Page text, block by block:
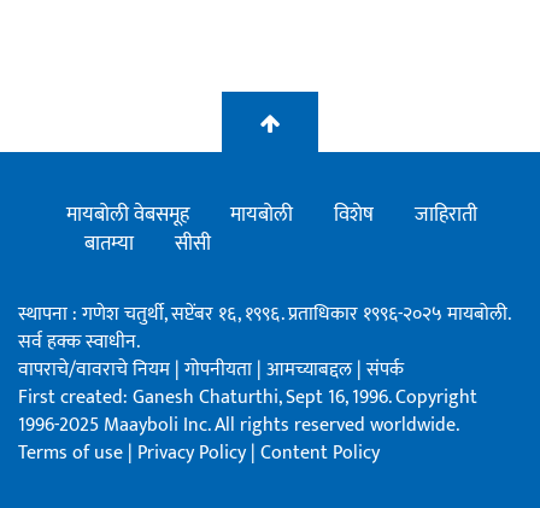
मायबोली वेबसमूह मायबोली विशेष
जाहिराती
बातम्या
सीसी
स्थापना : गणेश चतुर्थी, सप्टेंबर १६, १९९६. प्रताधिकार १९९६-२०२५ मायबोली.
सर्व हक्क स्वाधीन.
वापराचे/वावराचे नियम|गोपनीयता|आमच्याबद्दल|संपर्क
First created: Ganesh Chaturthi, Sept 16, 1996. Copyright
1996-2025 Maayboli Inc. All rights reserved worldwide.
Terms of use| Privacy Policy|Content Policy